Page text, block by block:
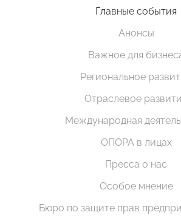
Главные события
Анонсы
Важное для
Региональное
Отраслевое
Международная
ОПОРА в лицах
Пресса о нас
Особое мнение
Бюро по защите прав